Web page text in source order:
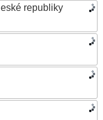
republiky